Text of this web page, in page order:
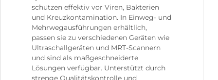
schützen effektiv vor Viren, Bakterien
und Kreuzkontamination. In Einweg- und
Mehrwegausführungen erhältlich,
passen sie zu verschiedenen Geräten wie
Ultraschallgeräten und MRT-Scannern
und sind als maßgeschneiderte
Lösungen verfügbar. Unterstützt durch